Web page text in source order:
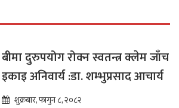
बीमा दुरुपयोग रोक्न स्वतन्त्र क्लेम जाँच
इकाइ अनिवार्य :डा. शम्भुप्रसाद आचार्य
शुक्रबार, फागुन ८, २०८२